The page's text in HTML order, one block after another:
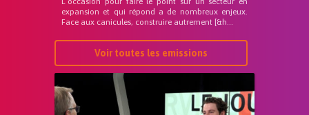
expansion et qui répond a de nombreux enjeux.
Face aux canicules, construire autrement [&h...
Voir toutes les emissions